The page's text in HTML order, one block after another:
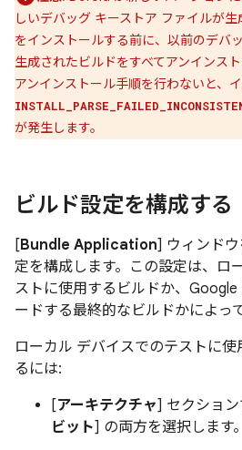
しいデバッグ キーストア ファイルが
をインストールする前に、以前のデバ
生成されたビルドをすべてアンインス
アンインストール手順を行わないと、
が発生します。
ビルド設定を構成する
[Bundle Application] ウィンド
定を構成します。この設定は、ロ
ストに使用するビルドか、Google
ードする最終的なビルドかによっ
ローカル デバイスでのテストに
るには:
[アーキテクチャ] セクショ
ビット] の両方を選択します。